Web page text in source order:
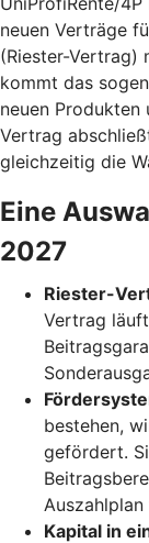
neuen Verträge
(Riester-Vertrag)
kommt das
neuen Produkten
Vertrag
gleichzeitig die
Eine
2027
Riester-
Vertrag
bestehen,
gefördert.
Kapital in